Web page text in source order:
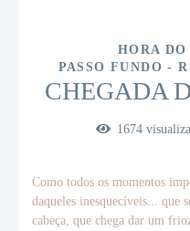
HORA
PASSO FUNDO -
CHEGADA
1674
Como todos os momentos
daqueles inesquecíveis... que
cabeça, que chega dar um